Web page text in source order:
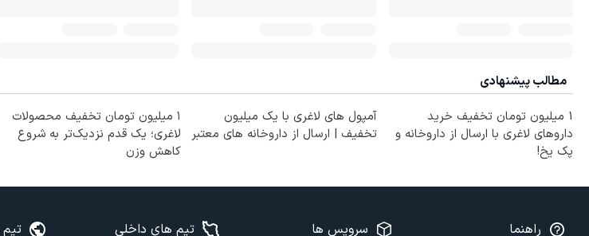
مطالب پیشنهادی
1 میلیون تومان تخفیف خرید
داروهای لاغری با ارسال از داروخانه و
پک یخ!
آمپول های لاغری با یک میلیون
تخفیف | ارسال از داروخانه های معتبر
۱ میلیون تومان تخفیف محصولات
لاغری؛ یک قدم نزدیک‌تر به شروع
کاهش وزن
راهنما سرویس ها تیم های داخلی